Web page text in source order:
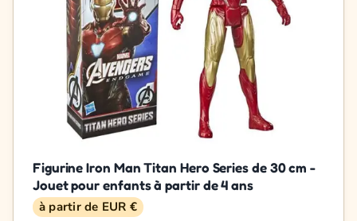
Figurine Iron Man Titan Hero Series de 30 cm -
Jouet pour enfants à partir de 4 ans
à partir de EUR €